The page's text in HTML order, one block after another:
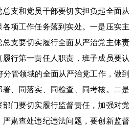
支和党员干部要切实担负起全面从
项工作任务落到实处。一是压实主
支要切实履行全面从严治党主体责
行第一责任人职责，班子成员要认
分管领域的全面从严治党工作，做到
、同落实、同检查、同考核。二是
门要切实履行监督责任，加强对党
肃查处违纪违法问题，要创新监督